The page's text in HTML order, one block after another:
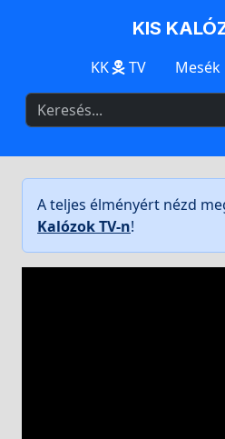
KIS
KK TV Mesék
A teljes élményért nézd
Kalózok TV-n!